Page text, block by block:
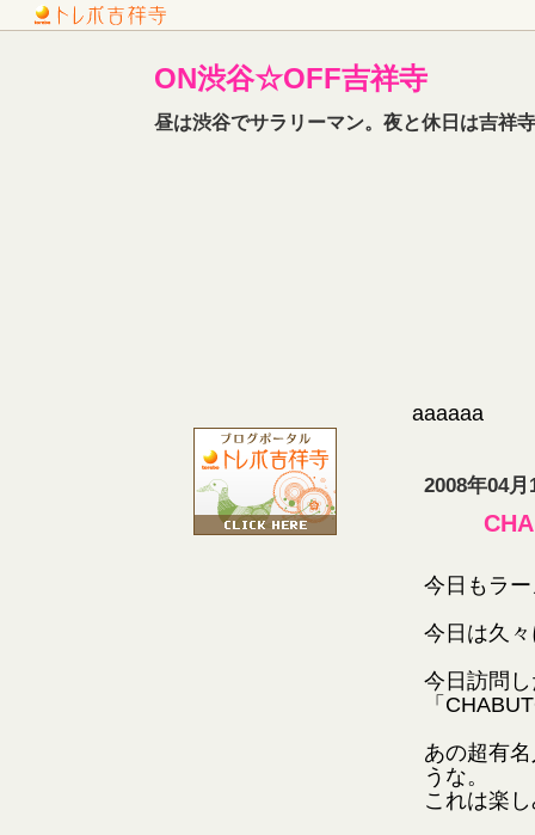
ON渋谷☆OFF吉祥寺
昼は渋谷でサラリーマン。夜と休日は吉祥
aaaaaa
2008年04月
今日もラ
今日は久
今日訪問
「
あの超有
うな。
これは楽